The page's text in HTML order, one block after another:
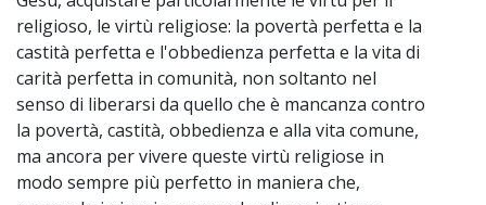
religioso, le virtù religiose: la povertà perfetta e la
castità perfetta e l'obbedienza perfetta e la vita di
carità perfetta in comunità, non soltanto nel
senso di liberarsi da quello che è mancanza contro
la povertà, castità, obbedienza e alla vita comune,
ma ancora per vivere queste virtù religiose in
modo sempre più perfetto in maniera che,